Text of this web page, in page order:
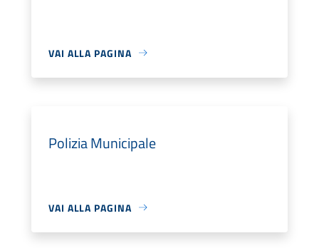
VAI ALLA PAGINA
Polizia Municipale
VAI ALLA PAGINA